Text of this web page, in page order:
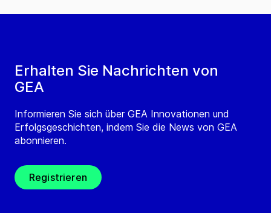
Erhalten Sie Nachrichten von
GEA
Informieren Sie sich über GEA Innovationen und
Erfolgsgeschichten, indem Sie die News von GEA
abonnieren.
Registrieren